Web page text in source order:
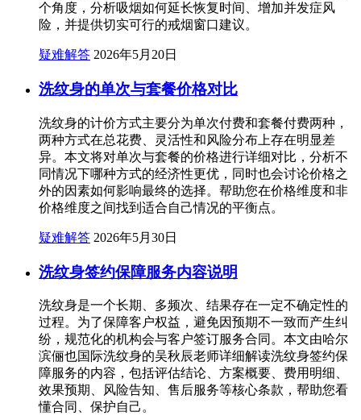
个角度，分析吸烟如何延长恢复时间、增加并发症风
险，并提供切实可行的戒烟窗口建议。
疑难解答 2026年5月20日
洗纹身的单次与套餐价格对比
洗纹身的计价方式主要分为单次付费和套餐付费两种，
两种方式在总花费、灵活性和风险分布上存在明显差
异。本文将对单次与套餐的价格进行详细对比，分析不
同情况下哪种方式的经济性更优，同时也会讨论价格之
外的因素如何影响最终的选择。帮助您在价格维度和非
价格维度之间找到适合自己情况的平衡点。
疑难解答 2026年5月30日
洗纹身签约保障服务内容说明
洗纹身是一个长期、多频次、结果存在一定不确定性的
过程。为了保障客户权益，避免因预期不一致而产生纠
纷，规范化的机构会与客户签订服务合同。本文由哈尔
滨俪也国际洗纹身的吴秋辰老师详细解读洗纹身签约保
障服务的内容，包括评估结论、方案概要、费用明细、
效果预期、风险告知、售后服务等核心条款，帮助您看
懂合同、保护自己。